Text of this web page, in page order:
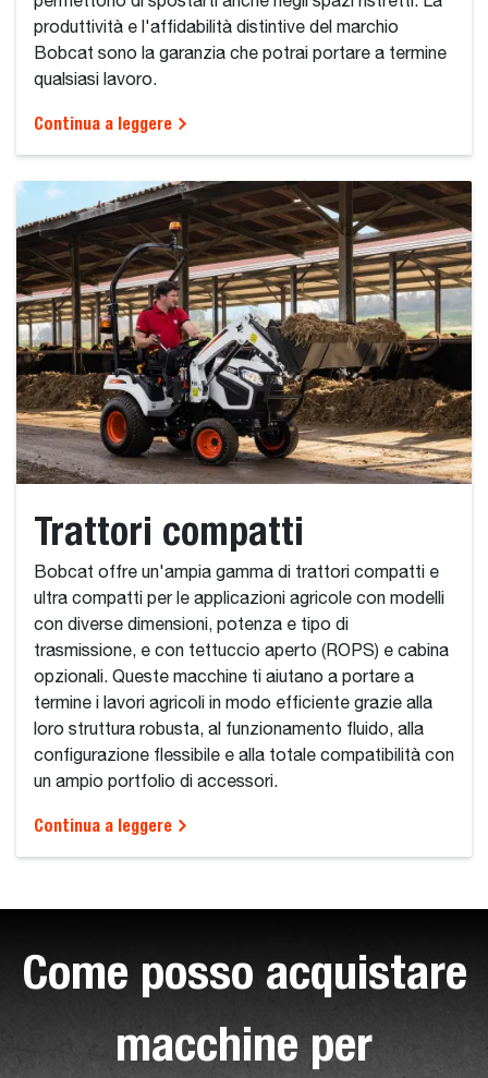
produttività e l'affidabilità distintive del marchio
Bobcat sono la garanzia che potrai portare a termine
qualsiasi lavoro.
Continua a leggere
Trattori compatti
Bobcat offre un'ampia gamma di trattori compatti e
ultra compatti per le applicazioni agricole con modelli
con diverse dimensioni, potenza e tipo di
trasmissione, e con tettuccio aperto (ROPS) e cabina
opzionali. Queste macchine ti aiutano a portare a
termine i lavori agricoli in modo efficiente grazie alla
loro struttura robusta, al funzionamento fluido, alla
configurazione flessibile e alla totale compatibilità con
un ampio portfolio di accessori.
Continua a leggere
Come posso acquistare
macchine per